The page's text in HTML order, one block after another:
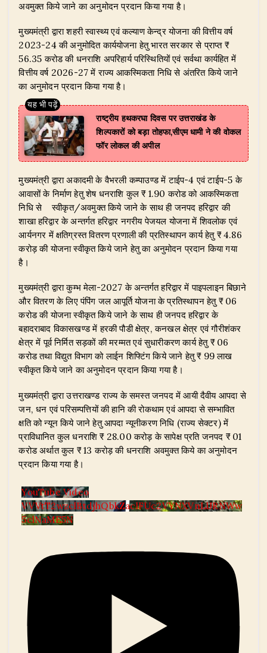
अवमुक्त किये जाने का अनुमोदन प्रदान किया गया है।
मुख्यमंत्री द्वारा शहरी स्वास्थ्य एवं कल्याण केन्द्र योजना की वित्तीय वर्ष
2023-24 की अनुमोदित कार्ययोजना हेतु भारत सरकार से प्राप्त ₹
56.35 करोड की धनराशि अपरिहार्य परिस्थितियों एवं सर्वथा कार्यहित में
वित्तीय वर्ष 2026-27 में राज्य आकस्मिकता निधि से अंतरित किये जाने
का अनुमोदन प्रदान किया गया है।
राष्ट्रीय हथकरघा दिवस पर उत्तराखंड के
शिल्पकारों को बड़ा तोहफा,सीएम धामी ने की वोकल
फॉर लोकल की अपील
मुख्यमंत्री द्वारा अकादमी के वैभरली कम्पाउण्ड में टाईप-4 एवं टाईप-5 के
आवासों के निर्माण हेतु शेष धनराशि कुल ₹ 1.90 करोड को आकस्मिकता
निधि से स्वीकृत/अवमुक्त किये जाने के साथ ही जनपद हरिद्वार की
शाखा हरिद्वार के अन्तर्गत हरिद्वार नगरीय पेजयल योजना में शिवलोक एवं
आर्यनगर में क्षतिग्रस्त वितरण प्रणाली की प्रतिस्थापन कार्य हेतु ₹ 4.86
करोड़ की योजना स्वीकृत किये जाने हेतु का अनुमोदन प्रदान किया गया
है।
मुख्यमंत्री द्वारा कुम्भ मेला-2027 के अन्तर्गत हरिद्वार में पाइपलाइन बिछाने
और वितरण के लिए पंपिंग जल आपूर्ति योजना के प्रतिस्थापन हेतु ₹ 06
करोड की योजना स्वीकृत किये जाने के साथ ही जनपद हरिद्वार के
बहादराबाद विकासखण्ड में हरकी पौडी क्षेत्र, कनखल क्षेत्र एवं गौरीशंकर
क्षेत्र में पूर्व निर्मित सड़कों की मरम्मत एवं सुधारीकरण कार्य हेतु ₹ 06
करोड तथा विद्युत विभाग को लाईन शिफ्टिंग किये जाने हेतु ₹ 99 लाख
स्वीकृत किये जाने का अनुमोदन प्रदान किया गया है।
मुख्यमंत्री द्वारा उत्तराखण्ड राज्य के समस्त जनपद में आयी दैवीय आपदा से
जन, धन एवं परिसम्पत्तियों की हानि की रोकथाम एवं आपदा से सम्भावित
क्षति को न्यून किये जाने हेतु आपदा न्यूनीकरण निधि (राज्य सेक्टर) में
प्राविधानित कुल धनराशि ₹ 28.00 करोड़ के सापेक्ष प्रति जनपद ₹ 01
करोड अर्थात कुल ₹ 13 करोड़ की धनराशि अवमुक्त किये का अनुमोदन
प्रदान किया गया है।
YouTube Video
VVVtT2wzclBtdjhQbkZaclFUc2VYNXVnLlJRNWw
5clNaME5N